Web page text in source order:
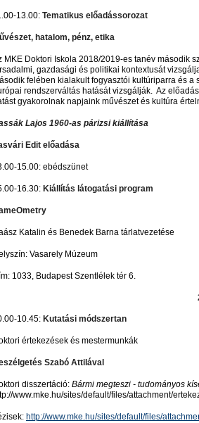
13.00: Tematikus előadássorozat
hatalom, pénz, etika
MKE Doktori Iskola 2018/2019-es tanév második
gazdasági és politikai kontextusát
felében kialakult fogyasztói kultúriparra és
rendszerváltás hatását vizsgálják. Az
gyakorolnak napjaink művészet és kultúra
Lajos 1960-as párizsi kiállítása
Edit előadása
15.00: ebédszünet
16.30: Kiállítás látogatási program
Katalin és Benedek Barna tárlatvezetése
Vasarely Múzeum
1033, Budapest Szentlélek tér 6.
10.45: Kutatási módszertan
értekezések és mestermunkák
Szabó Attilával
disszertáció: Bármi megteszi - tudományos
www.mke.hu/sites/default/files/attachment/
http://www.mke.hu/sites/default/files/